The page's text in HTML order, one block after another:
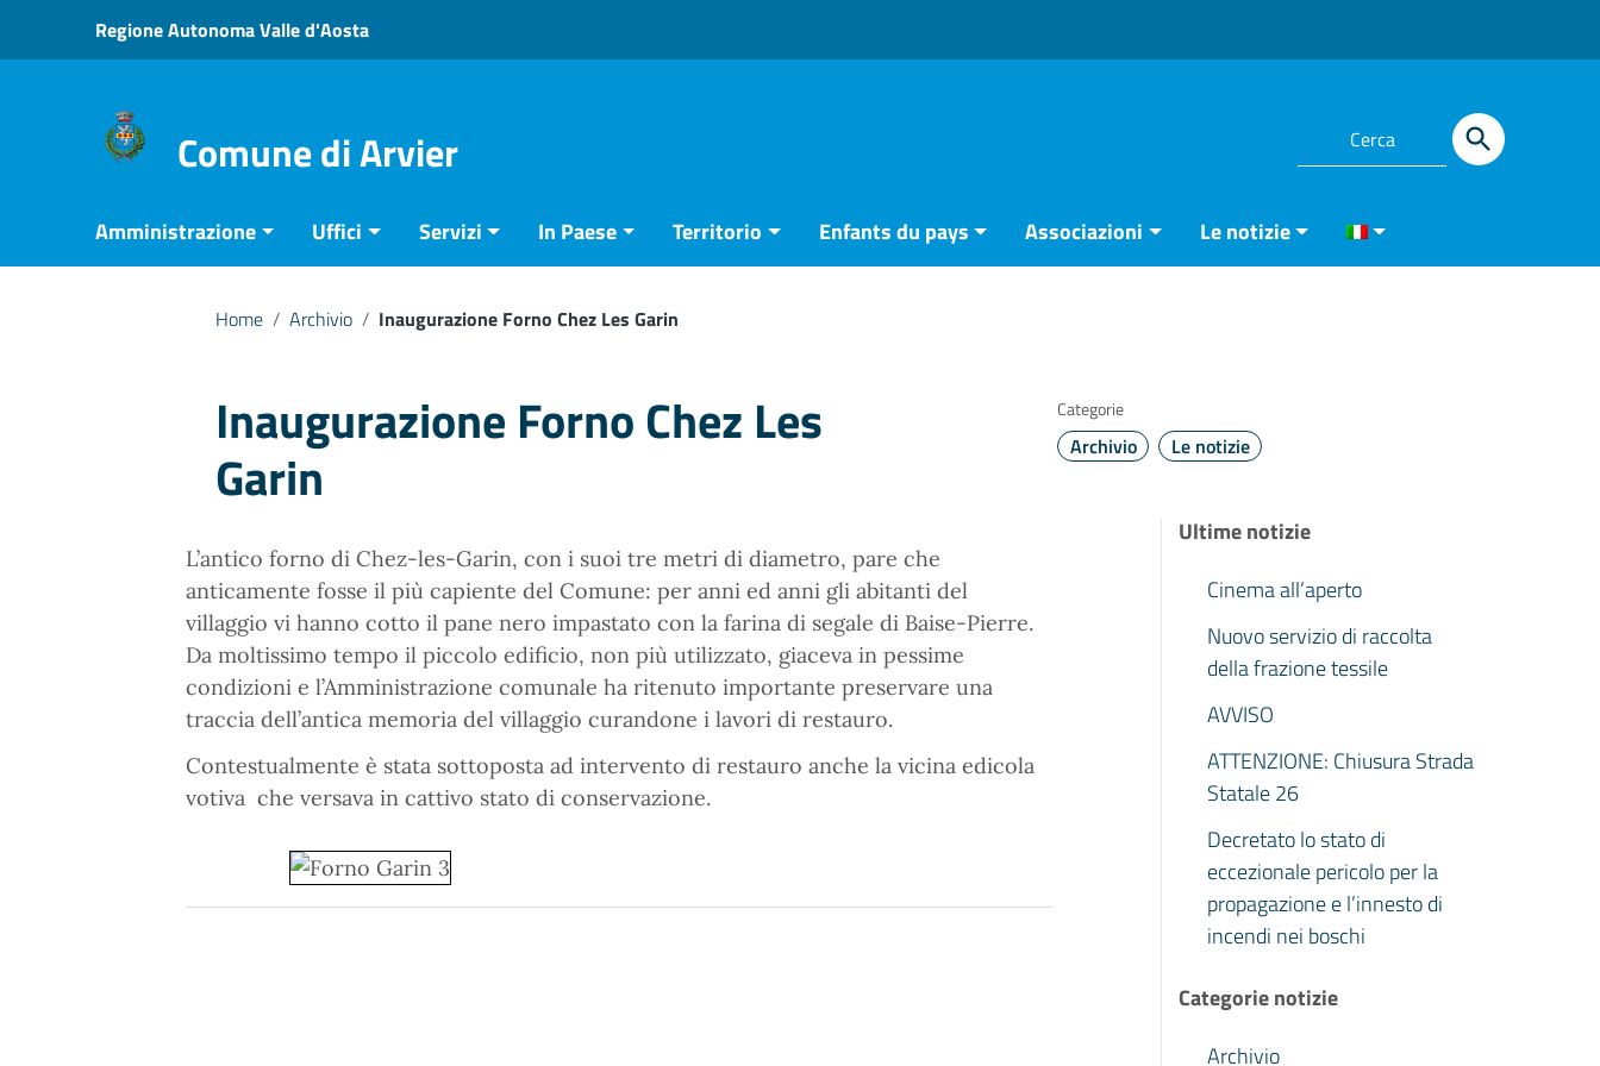
Vai ai contenuti
Vai al menu di navigazione
Regione Autonoma Valle d'Aosta
Comune di Arvier
Amministrazione Uffici Servizi In Paese Territorio Enfants du pays Associazioni Le notizie
Home / Archivio / Inaugurazione Forno Chez Les Garin
Inaugurazione Forno Chez Les
Garin
Categorie
Archivio Le notizie
L’antico forno di Chez-les-Garin, con i suoi tre metri di diametro, pare che
anticamente fosse il più capiente del Comune: per anni ed anni gli abitanti del
villaggio vi hanno cotto il pane nero impastato con la farina di segale di Baise-Pierre.
Da moltissimo tempo il piccolo edificio, non più utilizzato, giaceva in pessime
condizioni e l’Amministrazione comunale ha ritenuto importante preservare una
traccia dell’antica memoria del villaggio curandone i lavori di restauro.
Contestualmente è stata sottoposta ad intervento di restauro anche la vicina edicola
votiva che versava in cattivo stato di conservazione.
Ultime notizie
Cinema all’aperto
Nuovo servizio di raccolta
della frazione tessile
AVVISO
ATTENZIONE: Chiusura Strada
Statale 26
Decretato lo stato di
eccezionale pericolo per la
propagazione e l’innesto di
incendi nei boschi
Categorie notizie
Archivio